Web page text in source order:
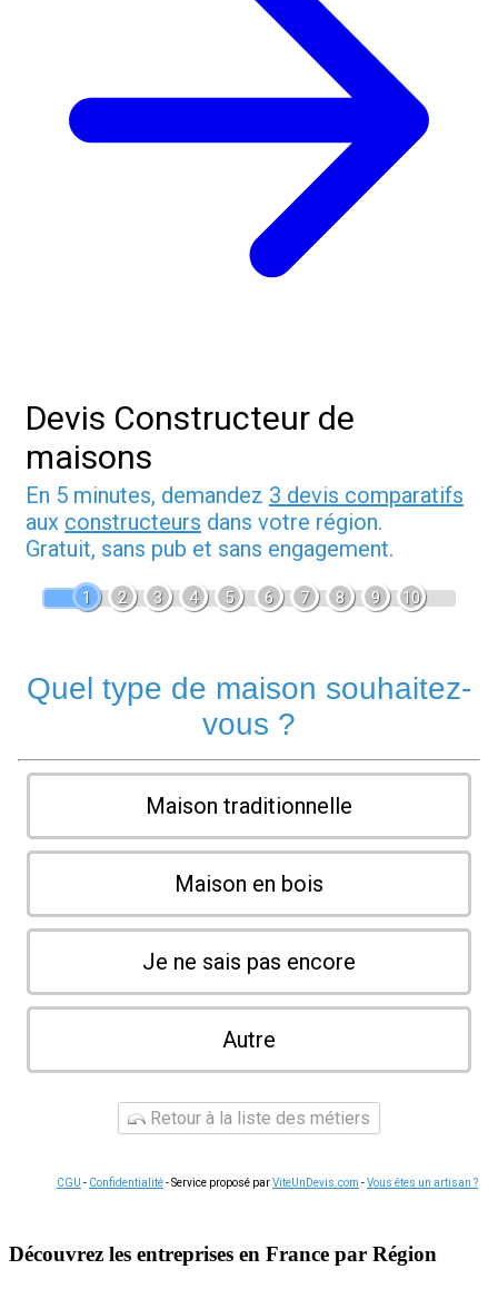
Devis Constructeur de
maisons
En 5 minutes, demandez 3 devis comparatifs
aux constructeurs dans votre région.
Gratuit, sans pub et sans engagement.
1 2 3 4 5 6 7 8 9 10
Quel type de maison souhaitez-
vous ?
Maison traditionnelle
Maison en bois
Je ne sais pas encore
Autre
Retour à la liste des métiers
CGU - Confidentialité- Service proposé parViteUnDevis.com -Vous êtes un artisan ?
Découvrez les entreprises en France par Région